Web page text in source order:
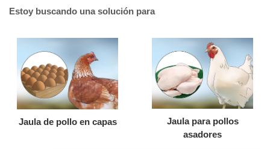
Estoy buscando una solución para
Jaula de pollo en capas
Jaula para pollos
asadores